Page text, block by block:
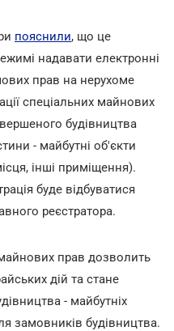
пояснили, що це
надавати електронні
прав на нерухоме
спеціальних майнових
будівництва
- майбутні об'єкти
інші приміщення).
буде відбуватися
реєстратора.
прав дозволить
дій та стане
- майбутніх
замовників будівництва.